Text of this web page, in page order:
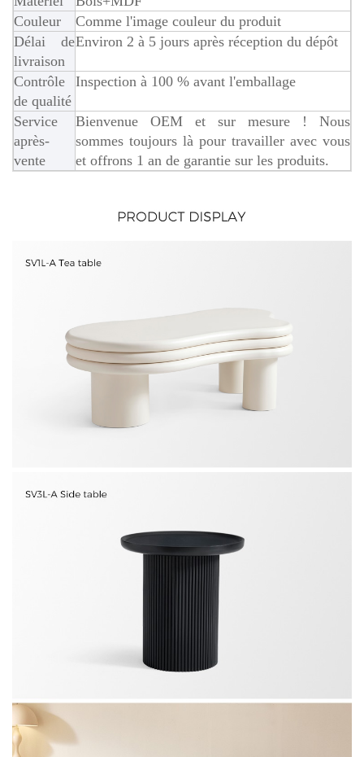
Couleur
Comme l'image couleur du produit
Délai de
livraison
Environ 2 à 5 jours après réception du dépôt
Contrôle
de qualité
Inspection à 100 % avant l'emballage
Service
après-
vente
Bienvenue OEM et sur mesure ! Nous
sommes toujours là pour travailler avec vous
et offrons 1 an de garantie sur les produits.